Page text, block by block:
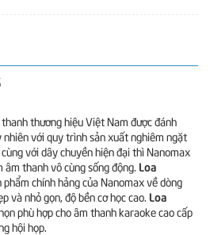
thương hiệu Việt Nam được đánh
với quy trình sản xuất nghiêm ngặt
với dây chuyền hiện đại thì Nanomax
âm thanh vô cùng sống động. Loa
phẩm chính hảng của Nanomax về dòng
và nhỏ gọn, độ bền cơ học cao. Loa
phù hợp cho âm thanh karaoke cao cấp
hội họp.